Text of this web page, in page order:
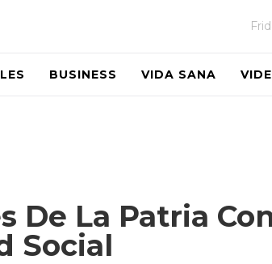
BUSINESS VIDA SANA
De La Patria
Social